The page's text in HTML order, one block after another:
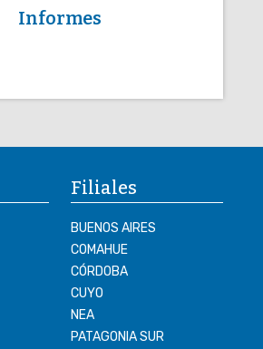
Informes
Filiales
BUENOS AIRES
COMAHUE
CÓRDOBA
CUYO
NEA
PATAGONIA SUR